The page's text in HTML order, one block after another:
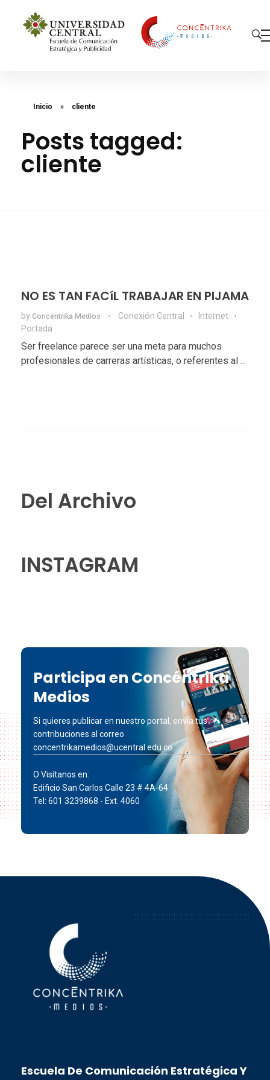
Inicio » cliente
Posts tagged:
cliente
NO ES TAN FACíL TRABAJAR EN PIJAMA
by Concéntrika Medios Conexión Central
Internet
Portada
Ser freelance parece ser una meta para muchos
profesionales de carreras artísticas, o referentes al ...
Del Archivo
INSTAGRAM
Participa en Concéntrika
Medios
Si quieres publicar en nuestro portal, envía tus
contribuciones al correo
concentrikamedios@ucentral.edu.co
O Visítanos en:
Edificio San Carlos Calle 23 # 4A-64
Tel: 601 3239868 - Ext. 4060
Escuela De Comunicación Estratégica Y